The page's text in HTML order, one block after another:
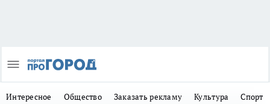
Интересное Общество Заказать рекламу Культура Спорт